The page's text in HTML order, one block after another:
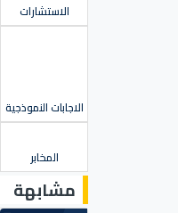
الاستشارات
الاجابات النموذجية
المخابر
مشابهة